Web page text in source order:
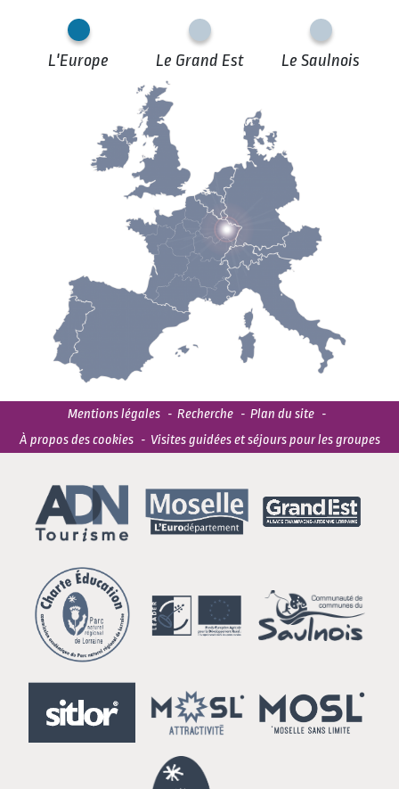
L'Europe Le Grand Est Le Saulnois
Mentions légales Recherche
Plan du site
À propos des cookies
Visites guidées et séjours pour les groupes